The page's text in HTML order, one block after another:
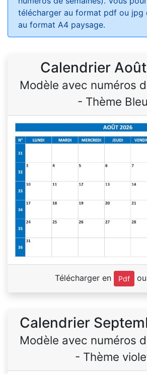
télécharger au format pdf ou jpg
au format A4 paysage.
Calendrier
Modèle avec numéros
- Thème Bleu
Télécharger en Pdf ou
Calendrier
Modèle avec numéros
- Thème